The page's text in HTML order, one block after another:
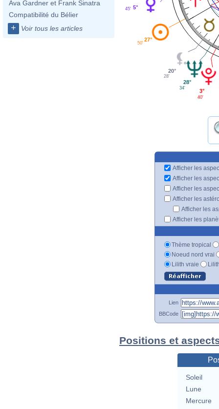
Ava Gardner et Frank Sinatra
Compatibilité du Bélier
+ Voir tous les articles
5°
45'
27°
50'
20°
28'
28°
34' 3°
40'
Afficher les
Afficher les
Afficher les
Afficher les
Afficher les
Afficher les
Thème tropical
Noeud nord vrai
Lilith vraie
Lien
BBCode
Positions et
Soleil
Lune
Mercure